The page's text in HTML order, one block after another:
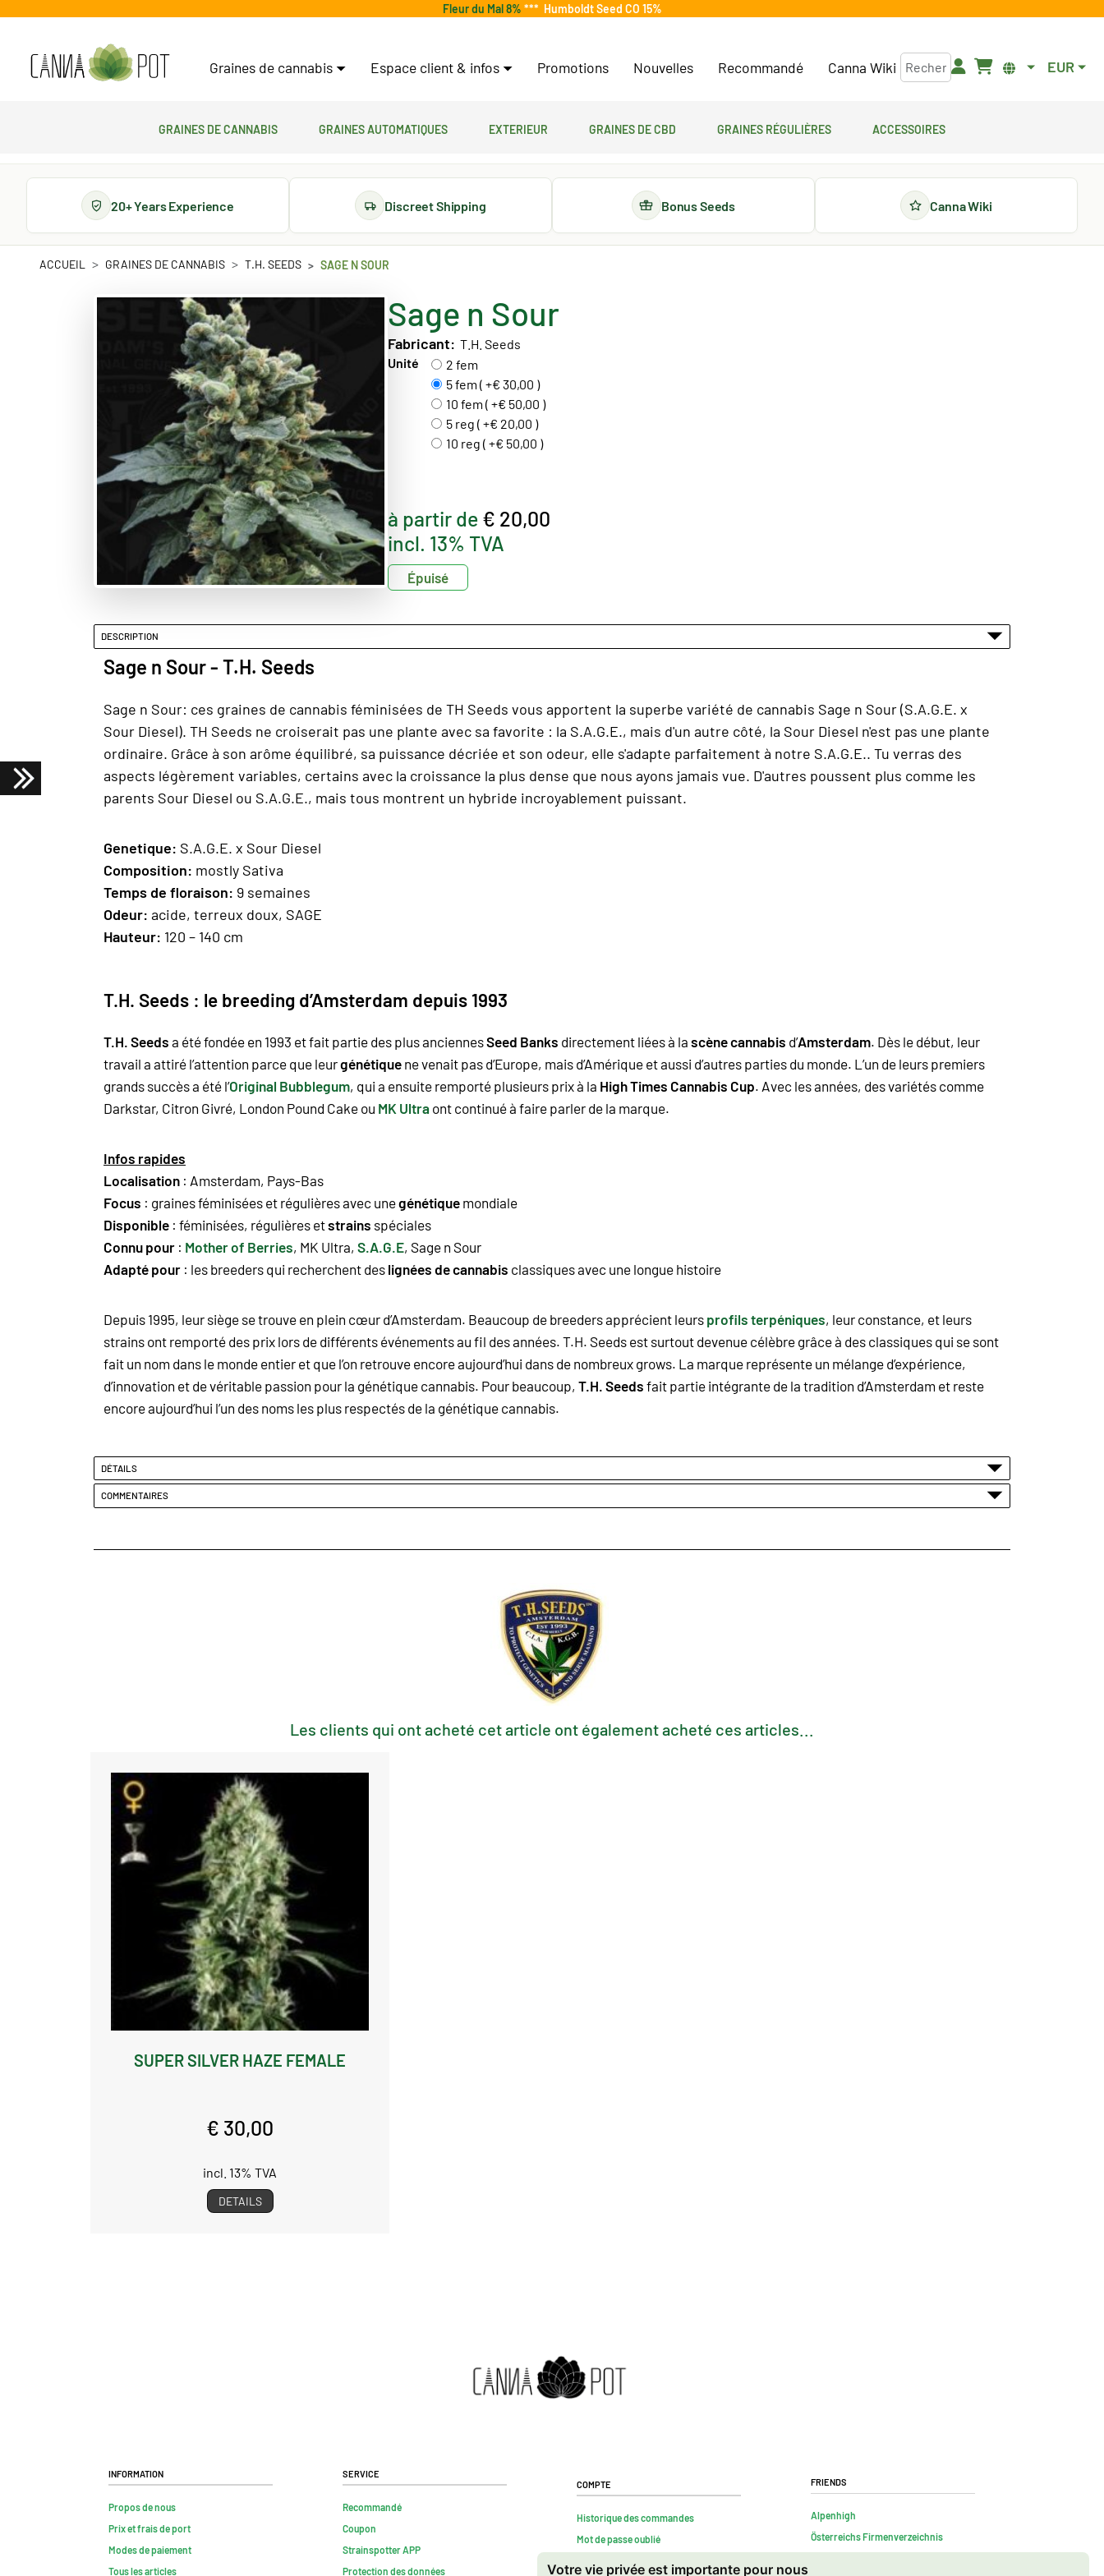
Votre vie privée est importante pour nous
Fleur du Mal 8% *** Humboldt Seed CO 15%
Graines de cannabis Espace client & infos Promotions Nouvelles Recommandé Canna Wiki EUR
Graines de cannabis Graines automatiques Exterieur Graines de CBD Graines régulières Accessoires
20+ Years Experience Discreet Shipping Bonus Seeds Canna Wiki
ACCUEIL GRAINES DE CANNABIS T.H. SEEDS SAGE N SOUR
Sage n Sour
Fabricant: T.H. Seeds
Unité
2 fem
5 fem ( +€ 30,00 )
10 fem ( +€ 50,00 )
5 reg ( +€ 20,00 )
10 reg ( +€ 50,00 )
à partir de € 20,00
incl. 13% TVA
Épuisé
DESCRIPTION
Sage n Sour - T.H. Seeds
Sage n Sour: ces graines de cannabis féminisées de TH Seeds vous apportent la superbe variété de cannabis Sage n Sour (S.A.G.E. x
Sour Diesel). TH Seeds ne croiserait pas une plante avec sa favorite : la S.A.G.E., mais d'un autre côté, la Sour Diesel n'est pas une plante
ordinaire. Grâce à son arôme équilibré, sa puissance décriée et son odeur, elle s'adapte parfaitement à notre S.A.G.E.. Tu verras des
aspects légèrement variables, certains avec la croissance la plus dense que nous ayons jamais vue. D'autres poussent plus comme les
parents Sour Diesel ou S.A.G.E., mais tous montrent un hybride incroyablement puissant.
Genetique: S.A.G.E. x Sour Diesel
Composition: mostly Sativa
Temps de floraison: 9 semaines
Odeur: acide, terreux doux, SAGE
Hauteur: 120 – 140 cm
T.H. Seeds : le breeding d’Amsterdam depuis 1993
T.H. Seeds a été fondée en 1993 et fait partie des plus anciennesSeed Banks directement liées à la scène cannabis d’Amsterdam. Dès le début, leur
travail a attiré l’attention parce que leurgénétique ne venait pas d’Europe, mais d’Amérique et aussi d’autres parties du monde. L’un de leurs premiers
grands succès a été l’Original Bubblegum, qui a ensuite remporté plusieurs prix à la High Times Cannabis Cup. Avec les années, des variétés comme
Darkstar, Citron Givré, London Pound Cake ou MK Ultra ont continué à faire parler de la marque.
Infos rapides
Localisation : Amsterdam, Pays-Bas
Focus : graines féminisées et régulières avec unegénétique mondiale
Disponible : féminisées, régulières etstrains spéciales
Connu pour : Mother of Berries, MK Ultra, S.A.G.E, Sage n Sour
Adapté pour : les breeders qui recherchent des lignées de cannabis classiques avec une longue histoire
Depuis 1995, leur siège se trouve en plein cœur d’Amsterdam. Beaucoup de breeders apprécient leurs profils terpéniques, leur constance, et leurs
strains ont remporté des prix lors de différents événements au fil des années. T.H. Seeds est surtout devenue célèbre grâce à des classiques qui se sont
fait un nom dans le monde entier et que l’on retrouve encore aujourd’hui dans de nombreux grows. La marque représente un mélange d’expérience,
d’innovation et de véritable passion pour la génétique cannabis. Pour beaucoup, T.H. Seeds fait partie intégrante de la tradition d’Amsterdam et reste
encore aujourd’hui l’un des noms les plus respectés de la génétique cannabis.
DÉTAILS
COMMENTAIRES
Les clients qui ont acheté cet article ont également acheté ces articles...
SUPER SILVER HAZE FEMALE
€ 30,00
incl. 13% TVA
DETAILS
Information
Propos de nous
Prix et frais de port
Modes de paiement
Tous les articles
Service
Recommandé
Coupon
Strainspotter APP
Protection des données
Compte
Historique des commandes
Mot de passe oublié
Friends
Alpenhigh
Österreichs Firmenverzeichnis